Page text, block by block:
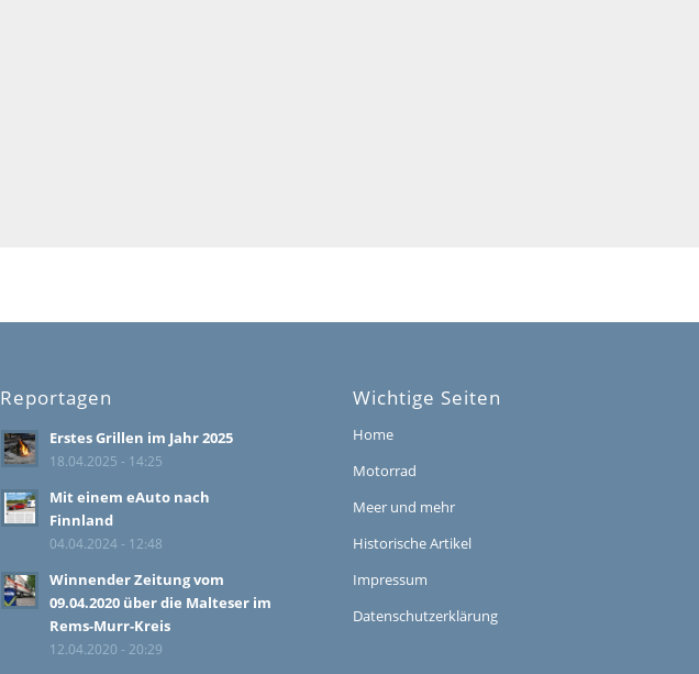
Reportagen
Erstes Grillen im Jahr 2025
18.04.2025 - 14:25
Mit einem eAuto nach
Finnland
04.04.2024 - 12:48
Winnender Zeitung vom
09.04.2020 über die Malteser im
Rems-Murr-Kreis
12.04.2020 - 20:29
Wichtige Seiten
Home
Motorrad
Meer und mehr
Historische Artikel
Impressum
Datenschutzerklärung